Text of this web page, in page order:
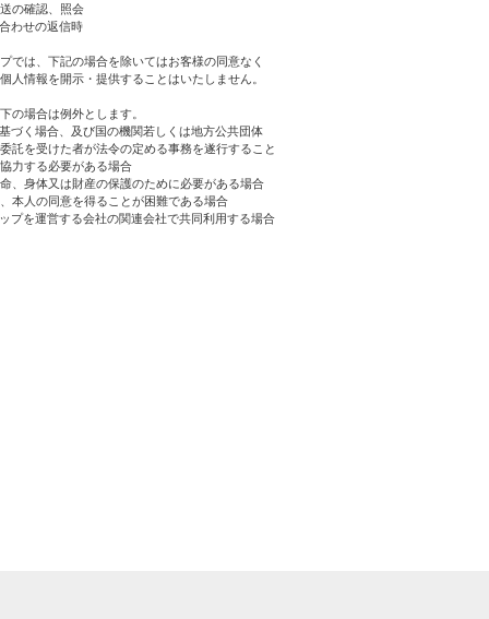
の確認、照会
わせの返信時
では、下記の場合を除いてはお客様の同意なく
人情報を開示・提供することはいたしません。
の場合は例外とします。
づく場合、及び国の機関若しくは地方公共団体
託を受けた者が法令の定める事務を遂行すること
力する必要がある場合
、身体又は財産の保護のために必要がある場合
本人の同意を得ることが困難である場合
プを運営する会社の関連会社で共同利用する場合